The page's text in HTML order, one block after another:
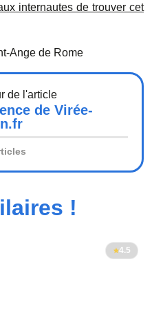
internautes de trouver cet
Ange de Rome
de l'article
de Virée-
!
4.5